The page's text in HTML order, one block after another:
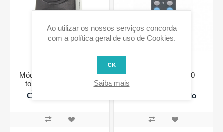
Módulo de aparelho para
tomada para Exterior
(Tipo G - Shucko)
€15,99 IVA incluido
Mini Comando X10
€32,29 IVA incluido
Ao utilizar os nossos serviços concorda
com a política geral de uso de Cookies.
OK
Saiba mais